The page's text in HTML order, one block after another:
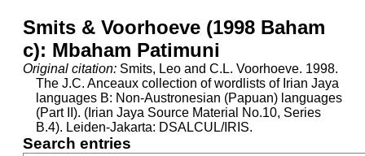
Smits & Voorhoeve (1998 Baham
c): Mbaham Patimuni
Original citation: Smits, Leo and C.L. Voorhoeve. 1998.
The J.C. Anceaux collection of wordlists of Irian Jaya
languages B: Non-Austronesian (Papuan) languages
(Part II). (Irian Jaya Source Material No.10, Series
B.4). Leiden-Jakarta: DSALCUL/IRIS.
Search entries